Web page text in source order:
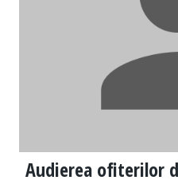
Audierea ofiterilor